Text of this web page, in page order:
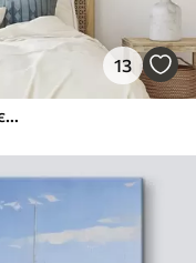
13
Літо в селі, сільський, малюнок олією, квіти у вазі